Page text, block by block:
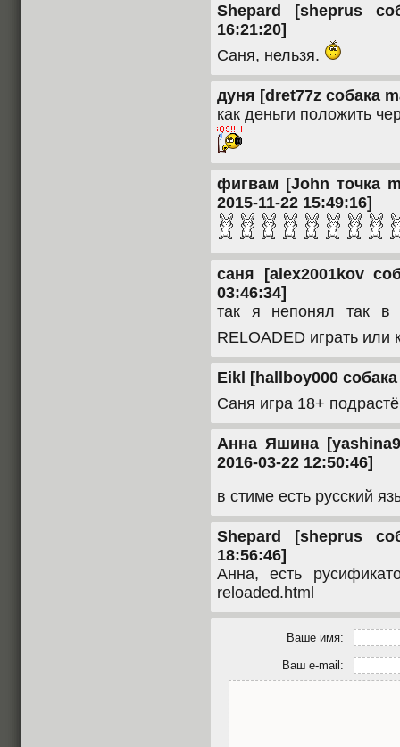
Shepard [sheprus
16:21:20]
Саня, нельзя.
дуня [dret77z собака
как деньги положить
фигвам [John точка
2015-11-22 15:49:16]
саня [alex2001kov
03:46:34]
так я непонял так в
RELOADED играть или
Eikl [hallboy000
Саня игра 18+
Анна Яшина
2016-03-22 12:50:46]
в стиме есть русский
Shepard [sheprus
18:56:46]
Анна, есть
reloaded.html
Ваше имя:
Ваш e-mail: